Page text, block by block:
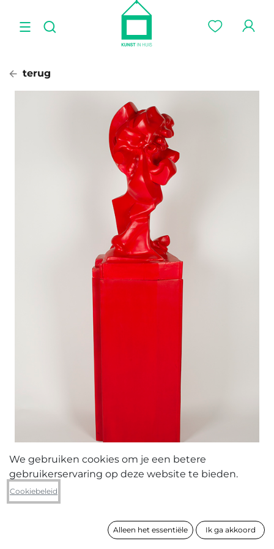
terug
Sven Boel
Mag het wat meer zijn?
84 x 36 x 38 cm
We gebruiken cookies om je een betere
gebruikerservaring op deze website te bieden.
Cookiebeleid
Alleen het essentiële Ik ga akkoord